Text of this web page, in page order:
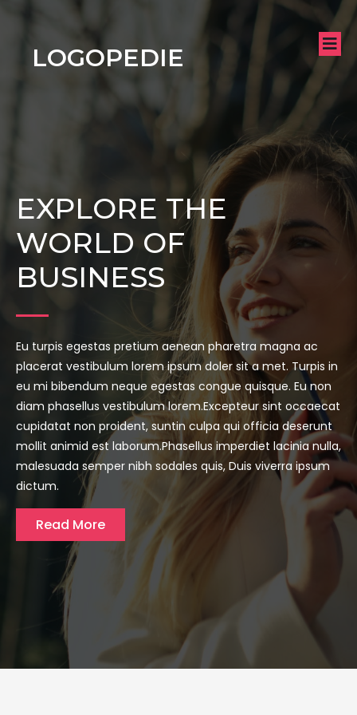
LOGOPEDIE
EXPLORE THE
WORLD OF
BUSINESS
Eu turpis egestas pretium aenean pharetra magna ac
placerat vestibulum lorem ipsum doler sit a met. Turpis in
eu mi bibendum neque egestas congue quisque. Eu non
diam phasellus vestibulum lorem.Excepteur sint occaecat
cupidatat non proident, suntin culpa qui officia deserunt
mollit animid est laborum.Phasellus imperdiet lacinia nulla,
malesuada semper nibh sodales quis, Duis viverra ipsum
dictum.
Read More